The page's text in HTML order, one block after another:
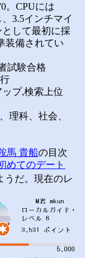
。CPUには
3.5インチマイ
して最初に採
装備されてい
試験合格
プ,検索上位
理科、社会、
馬 貴船の目次
めてのデート
うだ。現在のレ